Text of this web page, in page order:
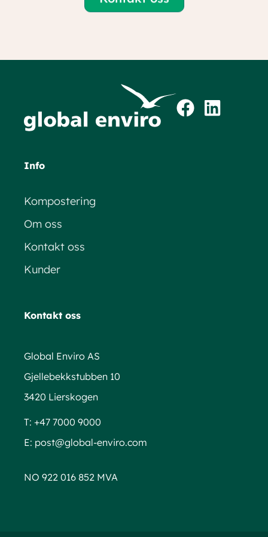
Info
Kompostering
Om oss
Kontakt oss
Kunder
Kontakt oss
Global Enviro AS
Gjellebekkstubben 10
3420 Lierskogen
T: +47 7000 9000
E: post@global-enviro.com
NO 922 016 852 MVA